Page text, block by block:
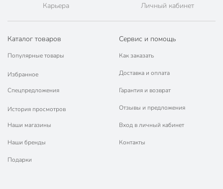
Карьера Личный кабинет
Каталог товаров
Популярные товары
Избранное
Спецпредложения
История просмотров
Наши магазины
Наши бренды
Подарки
Сервис и помощь
Как заказать
Доставка и оплата
Гарантия и возврат
Отзывы и предложения
Вход в личный кабинет
Контакты